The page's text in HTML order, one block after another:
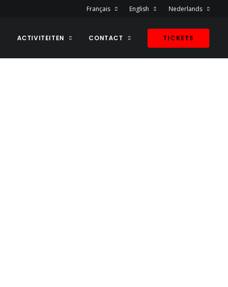
Français English Nederlands
ACTIVITEITEN CONTACT TICKETS